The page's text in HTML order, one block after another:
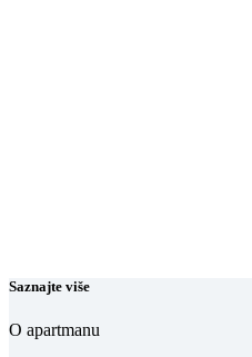
Saznajte više
O apartmanu